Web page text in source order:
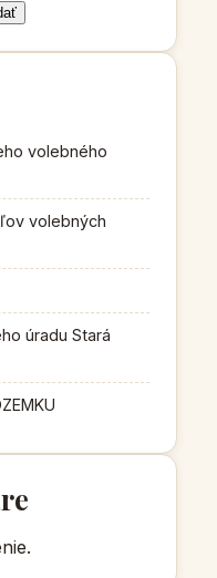
volebného
volebných
úradu Stará